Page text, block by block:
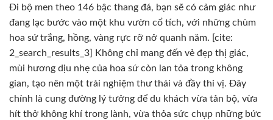
Đi bộ men theo 146 bậc thang đá, bạn sẽ có cảm giác như
đang lạc bước vào một khu vườn cổ tích, với những chùm
hoa sứ trắng, hồng, vàng rực rỡ nở quanh năm. [cite:
2_search_results_3] Không chỉ mang đến vẻ đẹp thị giác,
mùi hương dịu nhẹ của hoa sứ còn lan tỏa trong không
gian, tạo nên một trải nghiệm thư thái và đầy thi vị. Đây
chính là cung đường lý tưởng để du khách vừa tản bộ, vừa
hít thở không khí trong lành, vừa thỏa sức chụp những bức